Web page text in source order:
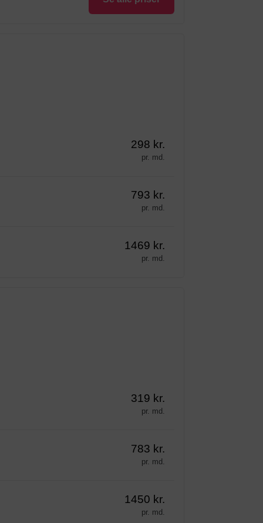
298 kr.
pr. md.
793 kr.
pr. md.
1469 kr.
pr. md.
319 kr.
pr. md.
783 kr.
pr. md.
1450 kr.
pr. md.